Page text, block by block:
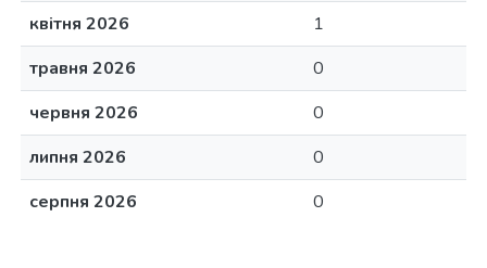
квітня 2026
1
травня 2026
0
червня 2026
0
липня 2026
0
серпня 2026
0